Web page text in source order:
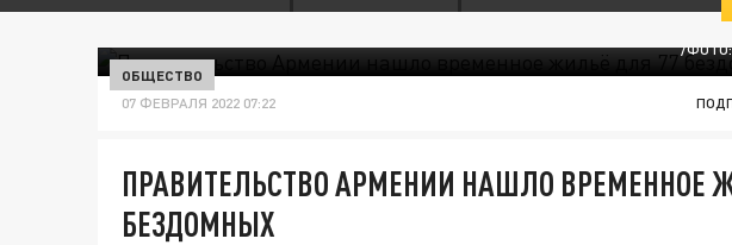
/ФОТО:
ОБЩЕСТВО
07 ФЕВРАЛЯ 2022 07:22
ПРАВИТЕЛЬСТВО АРМЕНИИ НАШЛО ВРЕМЕННОЕ
БЕЗДОМНЫХ